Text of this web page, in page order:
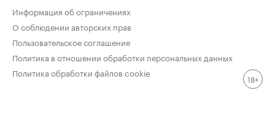
Информация об ограничениях
О соблюдении авторских прав
Пользовательское соглашение
Политика в отношении обработки персональных данных
Политика обработки файлов cookie
18+